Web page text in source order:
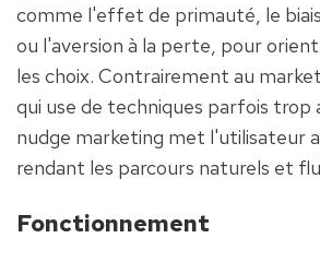
comme l'effet de primauté, le
ou l'aversion à la perte, pour
les choix. Contrairement au
qui use de techniques parfois trop
nudge marketing met l'utilisateur
rendant les parcours naturels et
Fonctionnement